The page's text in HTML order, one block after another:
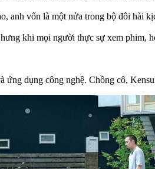
anh vốn là một nửa trong bộ đôi hài
khi mọi người thực sự xem phim,
dụng công nghệ. Chồng cô,